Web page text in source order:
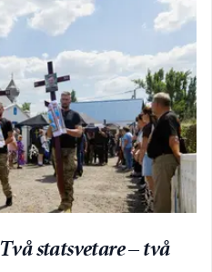
Två statsvetare – två